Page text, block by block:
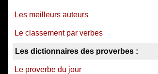
Les meilleurs auteurs
Le classement par verbes
Les dictionnaires des proverbes :
Le proverbe du jour